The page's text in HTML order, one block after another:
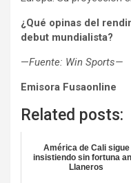
¿Qué opinas del
debut mundialista?
—Fuente: Win Sports—
Emisora Fusaonline
Related posts:
América de Cali sigue
insistiendo sin fortuna
Llaneros